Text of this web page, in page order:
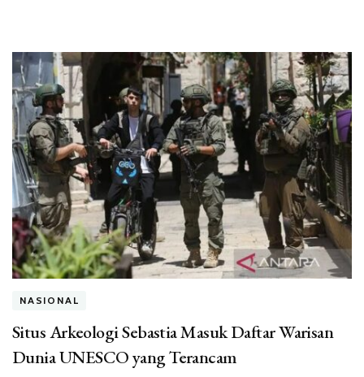
NASIONAL
Situs Arkeologi Sebastia Masuk Daftar Warisan
Dunia UNESCO yang Terancam